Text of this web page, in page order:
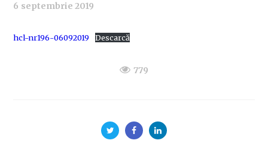
6 septembrie 2019
hcl-nr196-06092019 Descarcă
779